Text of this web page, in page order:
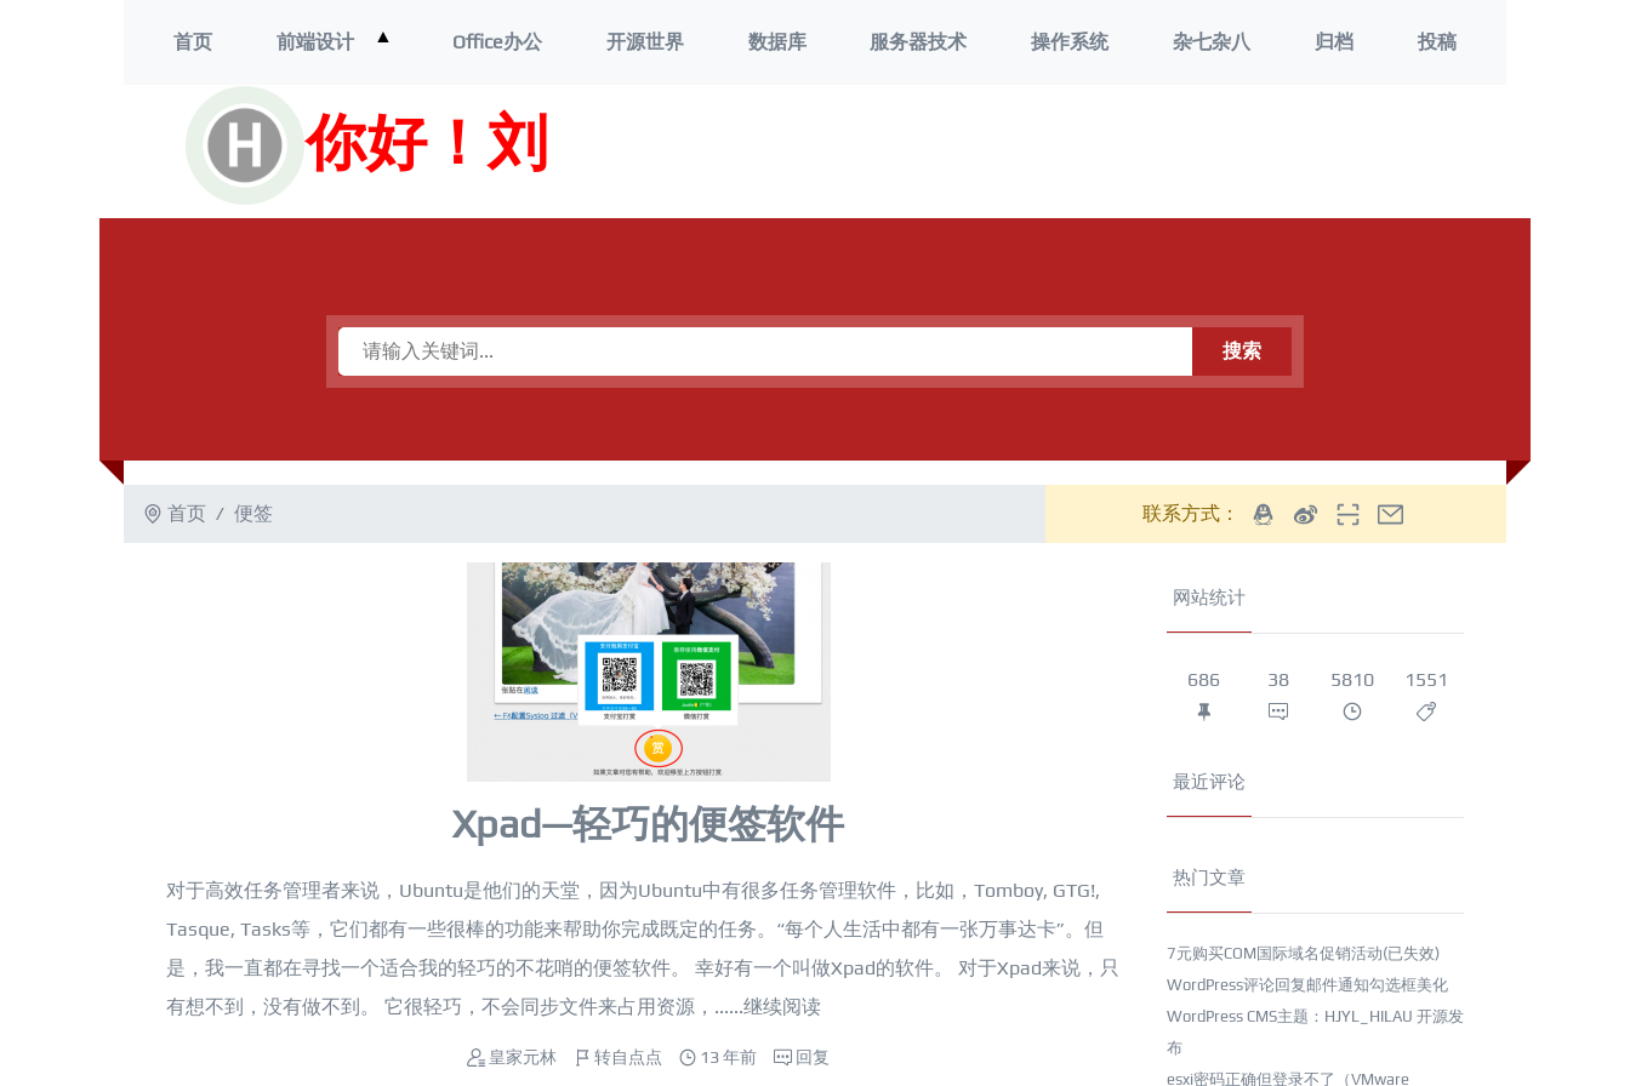
你好！刘
首页 前端设计 ▲
单
Office办公 开源世界 数据库 服务器技术 操作系统 杂七杂八 归档 投稿
搜索
首页 便签 联系方式：
Xpad—轻巧的便签软件
对于高效任务管理者来说，Ubuntu是他们的天堂，因为Ubuntu中有很多任务管理软件，比如，Tomboy, GTG!,
Tasque, Tasks等，它们都有一些很棒的功能来帮助你完成既定的任务。“每个人生活中都有一张万事达卡”。但
是，我一直都在寻找一个适合我的轻巧的不花哨的便签软件。 幸好有一个叫做Xpad的软件。 对于Xpad来说，只
有想不到，没有做不到。 它很轻巧，不会同步文件来占用资源，......继续阅读
皇家元林 转自点点 13 年前 回复
网站统计
686 38 5810 1551
最近评论
热门文章
7元购买COM国际域名促销活动(已失效)
WordPress评论回复邮件通知勾选框美化
WordPress CMS主题：HJYL_HILAU 开源发
布
esxi密码正确但登录不了（VMware